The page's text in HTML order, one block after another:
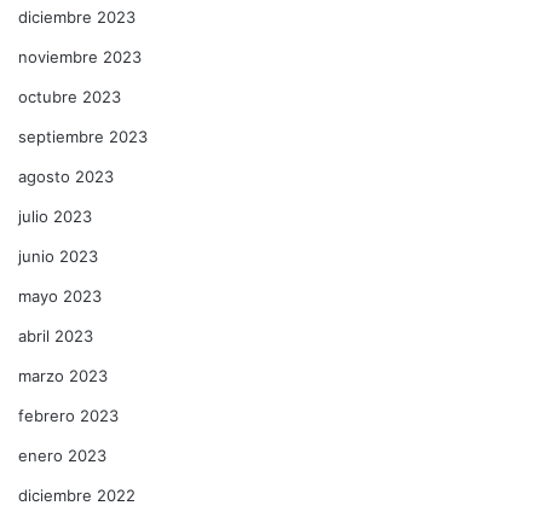
diciembre 2023
noviembre 2023
octubre 2023
septiembre 2023
agosto 2023
julio 2023
junio 2023
mayo 2023
abril 2023
marzo 2023
febrero 2023
enero 2023
diciembre 2022